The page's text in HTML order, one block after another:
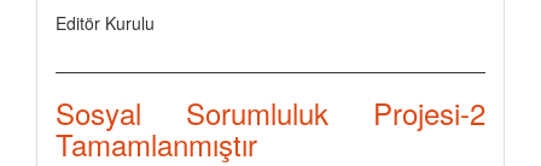
Editör Kurulu
Sosyal Sorumluluk Projesi-2
Tamamlanmıştır